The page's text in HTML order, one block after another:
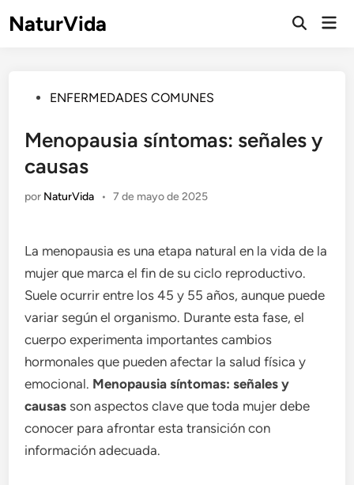
NaturVida
Abrir
Publicado
ENFERMEDADES COMUNES
Menopausia síntomas: señales y
causas
por NaturVida • 7 de mayo de 2025
La menopausia es una etapa natural en la vida de la
mujer que marca el fin de su ciclo reproductivo.
Suele ocurrir entre los 45 y 55 años, aunque puede
variar según el organismo. Durante esta fase, el
cuerpo experimenta importantes cambios
hormonales que pueden afectar la salud física y
emocional. Menopausia síntomas: señales y
causas son aspectos clave que toda mujer debe
conocer para afrontar esta transición con
información adecuada.